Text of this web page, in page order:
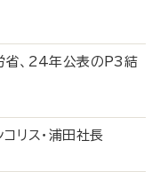
、24年公表のP3結
ス・浦田社長